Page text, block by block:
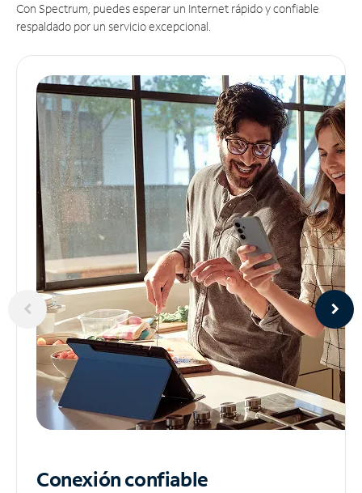
Con Spectrum, puedes esperar un Internet rápido y confiable
respaldado por un servicio excepcional.
Conexión confiable